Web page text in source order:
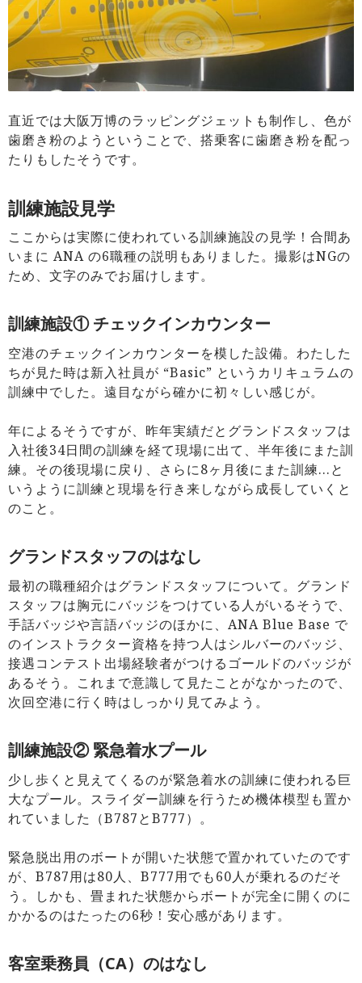
直近では大阪万博のラッピングジェットも制作し、色が
歯磨き粉のようということで、搭乗客に歯磨き粉を配っ
たりもしたそうです。
訓練施設見学
ここからは実際に使われている訓練施設の見学！合間あ
いまに ANA の6職種の説明もありました。撮影はNGの
ため、文字のみでお届けします。
訓練施設① チェックインカウンター
空港のチェックインカウンターを模した設備。わたした
ちが見た時は新入社員が “Basic” というカリキュラムの
訓練中でした。遠目ながら確かに初々しい感じが。
年によるそうですが、昨年実績だとグランドスタッフは
入社後34日間の訓練を経て現場に出て、半年後にまた訓
練。その後現場に戻り、さらに8ヶ月後にまた訓練…と
いうように訓練と現場を行き来しながら成長していくと
のこと。
グランドスタッフのはなし
最初の職種紹介はグランドスタッフについて。グランド
スタッフは胸元にバッジをつけている人がいるそうで、
手話バッジや言語バッジのほかに、ANA Blue Base で
のインストラクター資格を持つ人はシルバーのバッジ、
接遇コンテスト出場経験者がつけるゴールドのバッジが
あるそう。これまで意識して見たことがなかったので、
次回空港に行く時はしっかり見てみよう。
訓練施設② 緊急着水プール
少し歩くと見えてくるのが緊急着水の訓練に使われる巨
大なプール。スライダー訓練を行うため機体模型も置か
れていました（B787とB777）。
緊急脱出用のボートが開いた状態で置かれていたのです
が、B787用は80人、B777用でも60人が乗れるのだそ
う。しかも、畳まれた状態からボートが完全に開くのに
かかるのはたったの6秒！安心感があります。
客室乗務員（CA）のはなし